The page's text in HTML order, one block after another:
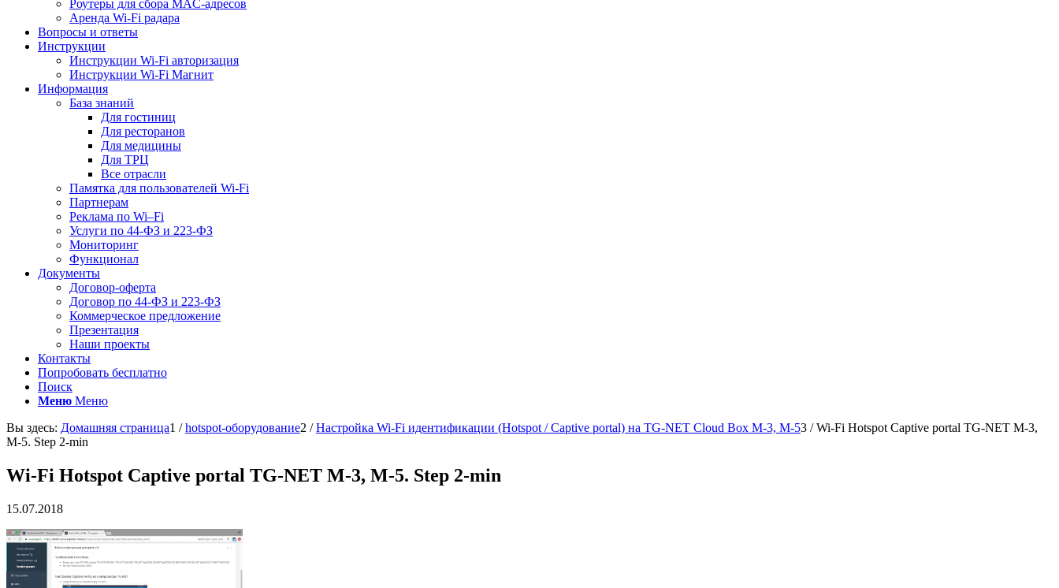
Роутеры для сбора MAC-адресов
Аренда Wi-Fi радара
Вопросы и ответы
Инструкции
Инструкции Wi-Fi авторизация
Инструкции Wi-Fi Магнит
Информация
База знаний
Для гостиниц
Для ресторанов
Для медицины
Для ТРЦ
Все отрасли
Памятка для пользователей Wi-Fi
Партнерам
Реклама по Wi–Fi
Услуги по 44-ФЗ и 223-ФЗ
Мониторинг
Функционал
Документы
Договор-оферта
Договор по 44-ФЗ и 223-ФЗ
Коммерческое предложение
Презентация
Наши проекты
Контакты
Попробовать бесплатно
Поиск
Меню Меню
Вы здесь: Домашняя страница1 / hotspot-оборудование2 / Настройка Wi-Fi идентификации (Hotspot / Captive portal) на TG-NET Cloud Box M-3, M-53 / Wi-Fi Hotspot Captive portal TG-NET M-3,
M-5. Step 2-min
Wi-Fi Hotspot Captive portal TG-NET M-3, M-5. Step 2-min
15.07.2018